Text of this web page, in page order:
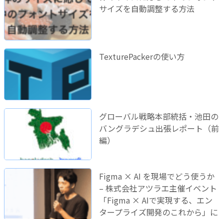
サイズを自動調整する方法
TexturePackerの使い方
グローバル戦略本部統括・池田の
バングラデシュ出張レポート（前
編）
Figma × AI を現場でどう使うか
– 株式会社アツラエ主催イベント
「Figma × AIで実現する、エン
タープライズ開発のこれから」に